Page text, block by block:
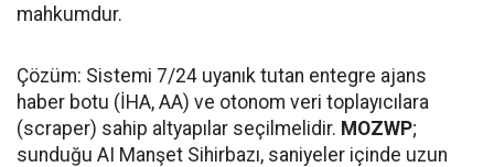
mahkumdur.
Çözüm: Sistemi 7/24 uyanık tutan entegre ajans
haber botu (İHA, AA) ve otonom veri toplayıcılara
(scraper) sahip altyapılar seçilmelidir. MOZWP;
sunduğu AI Manşet Sihirbazı, saniyeler içinde uzun